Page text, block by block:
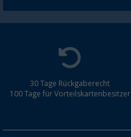
30 Tage Rückgaberecht
100 Tage für Vorteilskartenbesitzer